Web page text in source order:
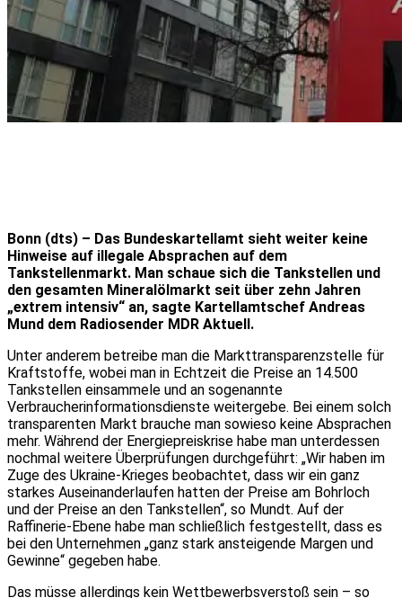
Bonn (dts) – Das Bundeskartellamt sieht weiter keine
Hinweise auf illegale Absprachen auf dem
Tankstellenmarkt. Man schaue sich die Tankstellen und
den gesamten Mineralölmarkt seit über zehn Jahren
„extrem intensiv“ an, sagte Kartellamtschef Andreas
Mund dem Radiosender MDR Aktuell.
Unter anderem betreibe man die Markttransparenzstelle für
Kraftstoffe, wobei man in Echtzeit die Preise an 14.500
Tankstellen einsammele und an sogenannte
Verbraucherinformationsdienste weitergebe. Bei einem solch
transparenten Markt brauche man sowieso keine Absprachen
mehr. Während der Energiepreiskrise habe man unterdessen
nochmal weitere Überprüfungen durchgeführt: „Wir haben im
Zuge des Ukraine-Krieges beobachtet, dass wir ein ganz
starkes Auseinanderlaufen hatten der Preise am Bohrloch
und der Preise an den Tankstellen“, so Mundt. Auf der
Raffinerie-Ebene habe man schließlich festgestellt, dass es
bei den Unternehmen „ganz stark ansteigende Margen und
Gewinne“ gegeben habe.
Das müsse allerdings kein Wettbewerbsverstoß sein – so